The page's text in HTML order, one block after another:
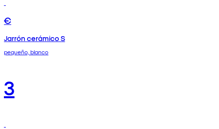
€
Jarrón cerámico S
pequeño, blanco
3